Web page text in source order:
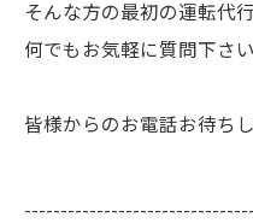
そんな方の最初の運転代
何でもお気軽に質問下さ
皆様からのお電話お待ち